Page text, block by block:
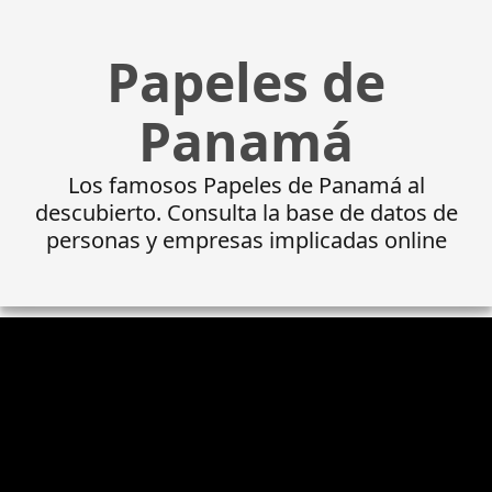
Papeles de
Panamá
Los famosos Papeles de Panamá al
descubierto. Consulta la base de datos de
personas y empresas implicadas online